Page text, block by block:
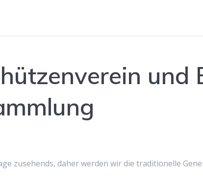
und
zusehends, daher werden wir die traditionelle